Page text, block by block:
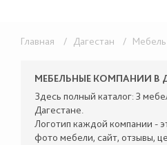
Главная / Дагестан / Мебель
МЕБЕЛЬНЫЕ КОМПАНИИ В
Здесь полный каталог: 3
Дагестане.
Логотип каждой компании -
фото мебели, сайт, отзывы,